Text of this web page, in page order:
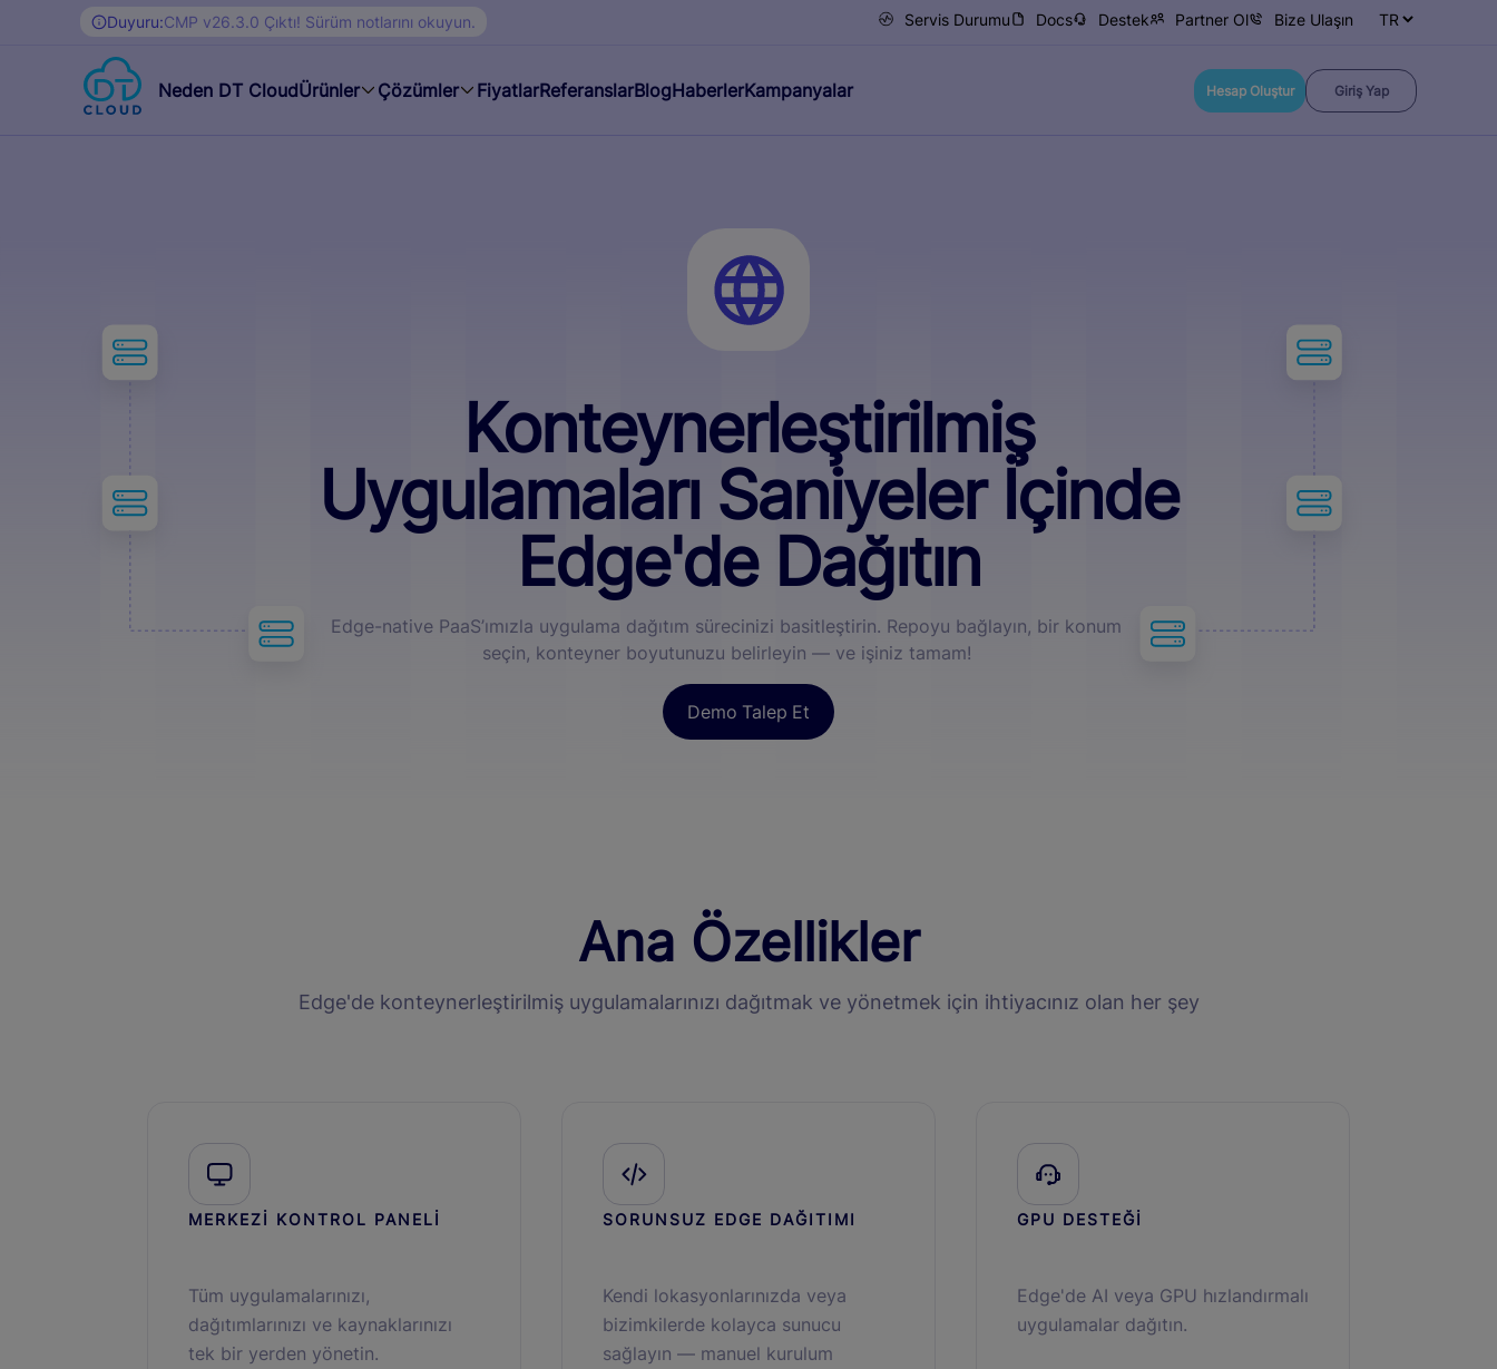
Duyuru:CMP v26.3.0 Çıktı! Sürüm notlarını okuyun. Servis Durumu Docs Destek Partner Ol Bize Ulaşın
Neden DT CloudÜrünler Çözümler FiyatlarReferanslarBlogHaberlerKampanyalar Hesap Oluştur Giriş Yap
Konteynerleştirilmiş
Uygulamaları Saniyeler İçinde
Edge'de Dağıtın
Edge-native PaaS’ımızla uygulama dağıtım sürecinizi basitleştirin. Repoyu bağlayın, bir konum
seçin, konteyner boyutunuzu belirleyin — ve işiniz tamam!
Demo Talep Et
Ana Özellikler
Edge'de konteynerleştirilmiş uygulamalarınızı dağıtmak ve yönetmek için ihtiyacınız olan her şey
MERKEZİ KONTROL PANELİ
Tüm uygulamalarınızı,
dağıtımlarınızı ve kaynaklarınızı
tek bir yerden yönetin.
SORUNSUZ EDGE DAĞITIMI
Kendi lokasyonlarınızda veya
bizimkilerde kolayca sunucu
sağlayın — manuel kurulum
GPU DESTEĞİ
Edge'de AI veya GPU hızlandırmalı
uygulamalar dağıtın.